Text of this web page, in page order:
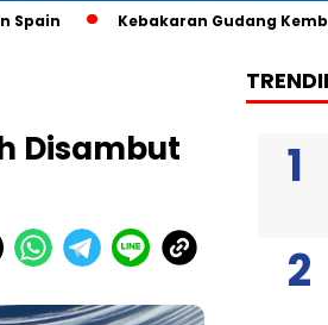
Kebakaran Gudang Kembang Api
Disambut